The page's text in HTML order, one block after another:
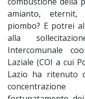
amianto, eternit,
piombo? E potrei
alla
Intercomunale
Laziale (COI a cui
Lazio ha ritenuto